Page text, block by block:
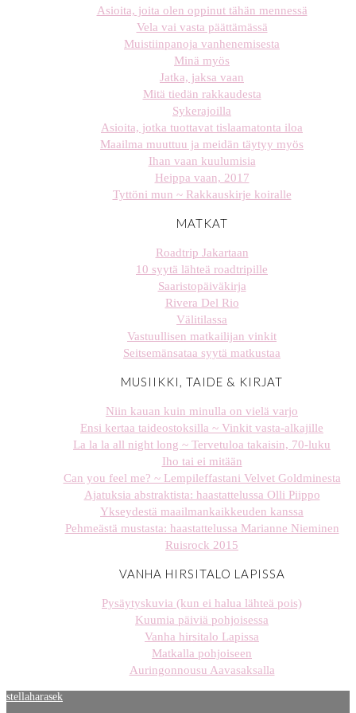
Asioita, joita olen oppinut tähän mennessä
Vela vai vasta päättämässä
Muistiinpanoja vanhenemisesta
Minä myös
Jatka, jaksa vaan
Mitä tiedän rakkaudesta
Sykerajoilla
Asioita, jotka tuottavat tislaamatonta iloa
Maailma muuttuu ja meidän täytyy myös
Ihan vaan kuulumisia
Heippa vaan, 2017
Tyttöni mun ~ Rakkauskirje koiralle
MATKAT
Roadtrip Jakartaan
10 syytä lähteä roadtripille
Saaristopäiväkirja
Rivera Del Rio
Välitilassa
Vastuullisen matkailijan vinkit
Seitsemänsataa syytä matkustaa
MUSIIKKI, TAIDE & KIRJAT
Niin kauan kuin minulla on vielä varjo
Ensi kertaa taideostoksilla ~ Vinkit vasta-alkajille
La la la all night long ~ Tervetuloa takaisin, 70-luku
Iho tai ei mitään
Can you feel me? ~ Lempileffastani Velvet Goldminesta
Ajatuksia abstraktista: haastattelussa Olli Piippo
Ykseydestä maailmankaikkeuden kanssa
Pehmeästä mustasta: haastattelussa Marianne Nieminen
Ruisrock 2015
VANHA HIRSITALO LAPISSA
Pysäytyskuvia (kun ei halua lähteä pois)
Kuumia päiviä pohjoisessa
Vanha hirsitalo Lapissa
Matkalla pohjoiseen
Auringonnousu Aavasaksalla
stellaharasek